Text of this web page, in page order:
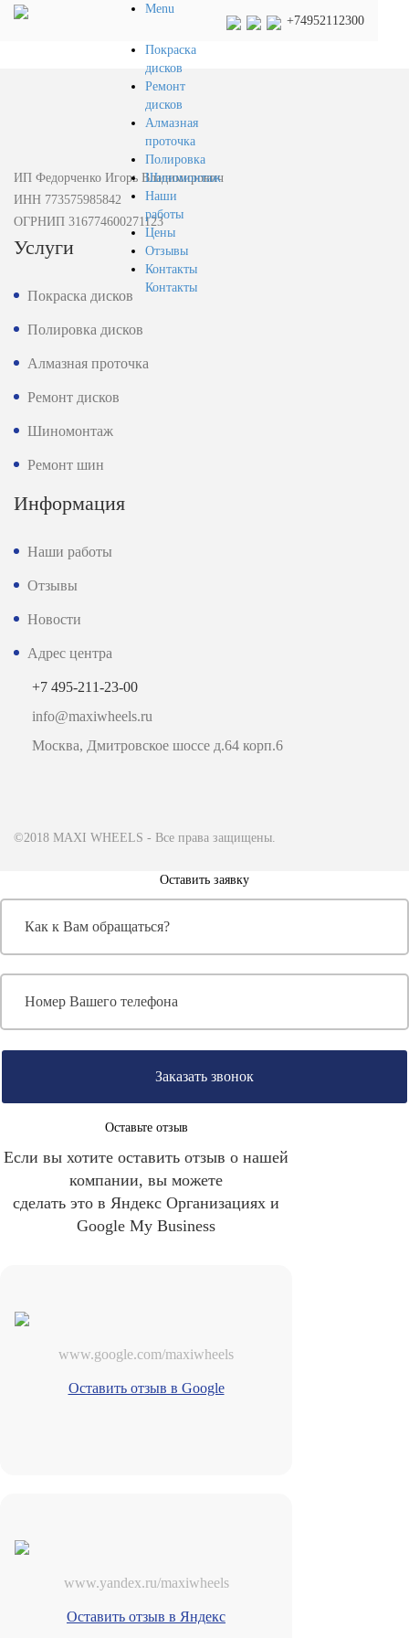
Menu
Покраска
дисков
Ремонт
дисков
Алмазная
проточка
Полировка
Шиномонтаж
Наши
работы
Цены
Отзывы
Контакты
Контакты
+74952112300
ИП Федорченко Игорь Владимирович
ИНН 773575985842
ОГРНИП 316774600271123
Услуги
Покраска дисков
Полировка дисков
Алмазная проточка
Ремонт дисков
Шиномонтаж
Ремонт шин
Информация
Наши работы
Отзывы
Новости
Адрес центра
+7 495-211-23-00
info@maxiwheels.ru
Москва, Дмитровское шоссе д.64 корп.6
©2018 MAXI WHEELS - Все права защищены.
Оставить заявку
Заказать звонок
Оставьте отзыв
Если вы хотите оставить отзыв о нашей
компании, вы можете
сделать это в Яндекс Организациях и
Google My Business
www.google.com/maxiwheels
Оставить отзыв в Google
www.yandex.ru/maxiwheels
Оставить отзыв в Яндекс